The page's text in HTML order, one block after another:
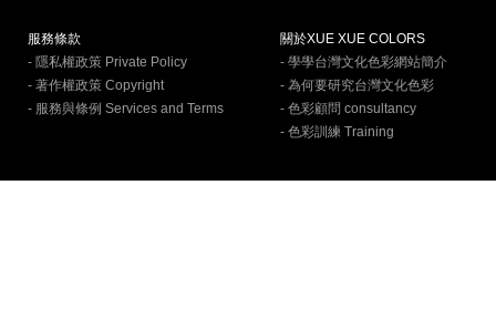
服務條款
- 隱私權政策 Private Policy
- 著作權政策 Copyright
- 服務與條例 Services and Terms
關於XUE XUE COLORS
- 學學台灣文化色彩網站簡介
- 為何要研究台灣文化色彩
- 色彩顧問 consultancy
- 色彩訓練 Training